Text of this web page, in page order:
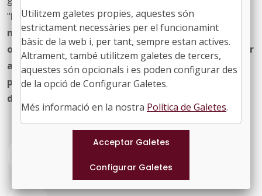
"hem d’aturar-nos, buscar quina ha de ser la nova
manera de relacionar-nos entre el món local, les
operadores i el govern en la gestió d’incidències, per
articular una taula de treball que intenti encarar
positivament els problemes de connectivitat: hem
d'intentar que no hi hagi un país i un rere país
Utilitzem galetes propies, aquestes són
estrictament necessàries per el funcionamint
bàsic de la web i, per tant, sempre estan actives.
Altrament, també utilitzem galetes de tercers,
aquestes són opcionals i es poden configurar des
de la opció de Configurar Galetes.
Més informació en la nostra Política de Galetes.